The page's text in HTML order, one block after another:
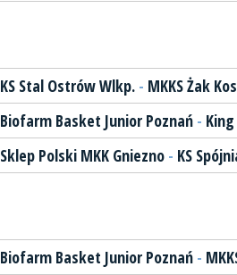
KS Stal Ostrów Wlkp. - MKKS Żak
Biofarm Basket Junior Poznań - King
Sklep Polski MKK Gniezno - KS
Biofarm Basket Junior Poznań -